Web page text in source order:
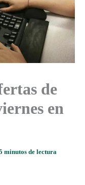
de
en
minutos de lectura